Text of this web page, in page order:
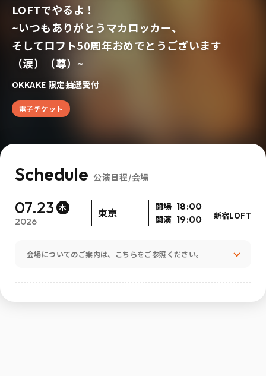
LOFTでやるよ！
~いつもありがとうマカロッカー、
そしてロフト50周年おめでとうございます
（涙）（尊）~
OKKAKE 限定抽選受付
電子チケット
Schedule 公演日程/会場
07.23 木
2026
東京 開場 18:00
開演 19:00 新宿LOFT
会場についてのご案内は、こちらをご参照ください。